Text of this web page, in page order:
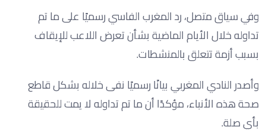
وفي سياق متصل، رد المغرب الفاسي رسميًا على ما تم
تداوله خلال الأيام الماضية بشأن تعرض اللاعب للإيقاف
بسبب أزمة تتعلق بالمنشطات.
وأصدر النادي المغربي بيانًا رسميًا نفى خلاله بشكل قاطع
صحة هذه الأنباء، مؤكدًا أن ما تم تداوله لا يمت للحقيقة
بأي صلة.